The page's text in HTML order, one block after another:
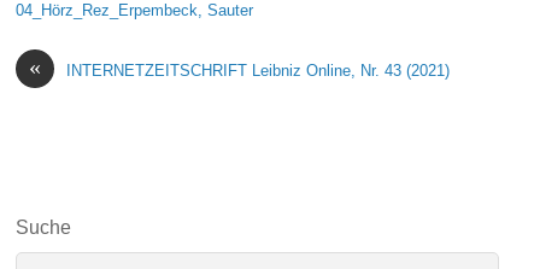
04_Hörz_Rez_Erpembeck, Sauter
« INTERNETZEITSCHRIFT Leibniz Online, Nr. 43 (2021)
Suche